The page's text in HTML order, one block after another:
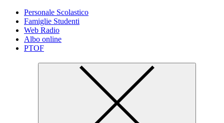
Personale Scolastico
Famiglie Studenti
Web Radio
Albo online
PTOF